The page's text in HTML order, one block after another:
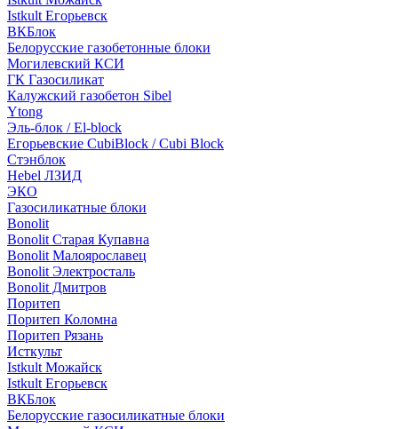
Istkult Егорьевск
ВКБлок
Белорусские газобетонные блоки
Могилевский КСИ
ГК Газосиликат
Калужский газобетон Sibel
Ytong
Эль-блок / El-block
Егорьевские CubiBlock / Cubi Block
Стэнблок
Hebel ЛЗИД
ЭКО
Газосиликатные блоки
Bonolit
Bonolit Старая Купавна
Bonolit Малоярославец
Bonolit Электросталь
Bonolit Дмитров
Поритеп
Поритеп Коломна
Поритеп Рязань
Исткульт
Istkult Можайск
Istkult Егорьевск
ВКБлок
Белорусские газосиликатные блоки